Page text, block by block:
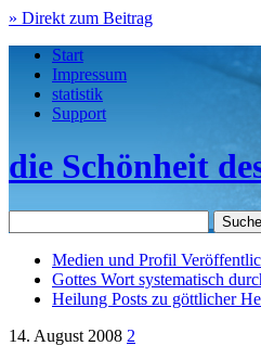
» Direkt zum Beitrag
Start
Impressum
statistik
Support
die Schönheit
Medien und Profil
Gottes Wort systematisch
Heilung Posts zu göttlicher
14. August 2008 2